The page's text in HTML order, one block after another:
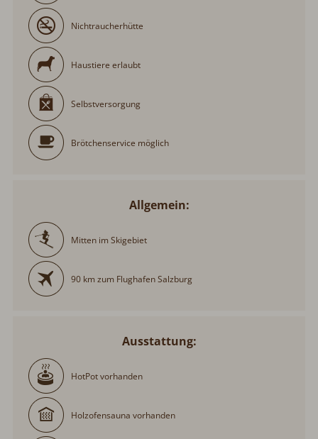
Nichtraucherhütte
Haustiere erlaubt
Selbstversorgung
Brötchenservice möglich
Allgemein:
Mitten im Skigebiet
90 km zum Flughafen Salzburg
Ausstattung:
HotPot vorhanden
Holzofensauna vorhanden